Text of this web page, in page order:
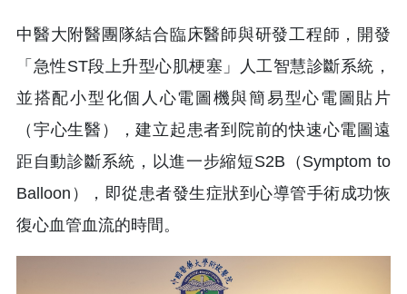
中醫大附醫團隊結合臨床醫師與研發工程師，開發
「急性ST段上升型心肌梗塞」人工智慧診斷系統，
並搭配小型化個人心電圖機與簡易型心電圖貼片
（宇心生醫），建立起患者到院前的快速心電圖遠
距自動診斷系統，以進一步縮短S2B（Symptom to
Balloon），即從患者發生症狀到心導管手術成功恢
復心血管血流的時間。